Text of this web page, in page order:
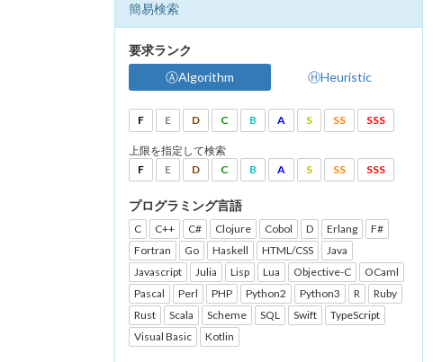
簡易検索
要求ランク
ⒶAlgorithm
ⒽHeuristic
F E D C B A S SS SSS
上限を指定して検索
F
E D C B A S SS SSS
プログラミング言語
C C++ C# Clojure Cobol D Erlang
F#
Fortran
Go Haskell HTML/CSS
Java
Javascript
Julia Lisp Lua Objective-C
OCaml
Pascal
Perl PHP Python2 Python3 R
Ruby
Rust
Scala Scheme SQL Swift
TypeScript
Visual Basic
Kotlin